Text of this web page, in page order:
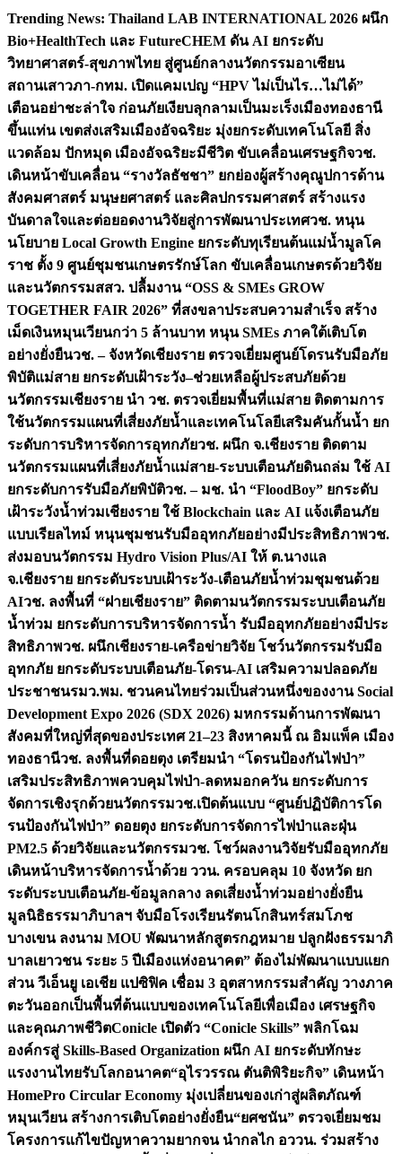
Skip
content
Trending News: Thailand LAB INTERNATIONAL 2026 ผนึก
Bio+HealthTech และ FutureCHEM ดัน AI ยกระดับ
วิทยาศาสตร์-สุขภาพไทย สู่ศูนย์กลางนวัตกรรมอาเซียน
สถานเสาวภา-กทม. เปิดแคมเปญ “HPV ไม่เป็นไร…ไม่ได้”
เตือนอย่าชะล่าใจ ก่อนภัยเงียบลุกลามเป็นมะเร็งเมืองทองธานี
ขึ้นแท่น เขตส่งเสริมเมืองอัจฉริยะ มุ่งยกระดับเทคโนโลยี สิ่ง
แวดล้อม ปักหมุด เมืองอัจฉริยะมีชีวิต ขับเคลื่อนเศรษฐกิจวช.
เดินหน้าขับเคลื่อน “รางวัลธัชชา” ยกย่องผู้สร้างคุณูปการด้าน
สังคมศาสตร์ มนุษยศาสตร์ และศิลปกรรมศาสตร์ สร้างแรง
บันดาลใจและต่อยอดงานวิจัยสู่การพัฒนาประเทศวช. หนุน
นโยบาย Local Growth Engine ยกระดับทุเรียนต้นแม่น้ำมูลโค
ราช ตั้ง 9 ศูนย์ชุมชนเกษตรรักษ์โลก ขับเคลื่อนเกษตรด้วยวิจัย
และนวัตกรรมสสว. ปลื้มงาน “OSS & SMEs GROW
TOGETHER FAIR 2026” ที่สงขลาประสบความสำเร็จ สร้าง
เม็ดเงินหมุนเวียนกว่า 5 ล้านบาท หนุน SMEs ภาคใต้เติบโต
อย่างยั่งยืนวช. – จังหวัดเชียงราย ตรวจเยี่ยมศูนย์โดรนรับมือภัย
พิบัติแม่สาย ยกระดับเฝ้าระวัง–ช่วยเหลือผู้ประสบภัยด้วย
นวัตกรรมเชียงราย นำ วช. ตรวจเยี่ยมพื้นที่แม่สาย ติดตามการ
ใช้นวัตกรรมแผนที่เสี่ยงภัยน้ำและเทคโนโลยีเสริมคันกั้นน้ำ ยก
ระดับการบริหารจัดการอุทกภัยวช. ผนึก จ.เชียงราย ติดตาม
นวัตกรรมแผนที่เสี่ยงภัยน้ำแม่สาย-ระบบเตือนภัยดินถล่ม ใช้ AI
ยกระดับการรับมือภัยพิบัติวช. – มช. นำ “FloodBoy” ยกระดับ
เฝ้าระวังน้ำท่วมเชียงราย ใช้ Blockchain และ AI แจ้งเตือนภัย
แบบเรียลไทม์ หนุนชุมชนรับมืออุทกภัยอย่างมีประสิทธิภาพวช.
ส่งมอบนวัตกรรม Hydro Vision Plus/AI ให้ ต.นางแล
จ.เชียงราย ยกระดับระบบเฝ้าระวัง-เตือนภัยน้ำท่วมชุมชนด้วย
AIวช. ลงพื้นที่ “ฝายเชียงราย” ติดตามนวัตกรรมระบบเตือนภัย
น้ำท่วม ยกระดับการบริหารจัดการน้ำ รับมืออุทกภัยอย่างมีประ
สิทธิภาพวช. ผนึกเชียงราย-เครือข่ายวิจัย โชว์นวัตกรรมรับมือ
อุทกภัย ยกระดับระบบเตือนภัย-โดรน-AI เสริมความปลอดภัย
ประชาชนรมว.พม. ชวนคนไทยร่วมเป็นส่วนหนึ่งของงาน Social
Development Expo 2026 (SDX 2026) มหกรรมด้านการพัฒนา
สังคมที่ใหญ่ที่สุดของประเทศ 21–23 สิงหาคมนี้ ณ อิมแพ็ค เมือง
ทองธานีวช. ลงพื้นที่ดอยตุง เตรียมนำ “โดรนป้องกันไฟป่า”
เสริมประสิทธิภาพควบคุมไฟป่า-ลดหมอกควัน ยกระดับการ
จัดการเชิงรุกด้วยนวัตกรรมวช.เปิดต้นแบบ “ศูนย์ปฏิบัติการโด
รนป้องกันไฟป่า” ดอยตุง ยกระดับการจัดการไฟป่าและฝุ่น
PM2.5 ด้วยวิจัยและนวัตกรรมวช. โชว์ผลงานวิจัยรับมืออุทกภัย
เดินหน้าบริหารจัดการน้ำด้วย ววน. ครอบคลุม 10 จังหวัด ยก
ระดับระบบเตือนภัย-ข้อมูลกลาง ลดเสี่ยงน้ำท่วมอย่างยั่งยืน
มูลนิธิธรรมาภิบาลฯ จับมือโรงเรียนรัตนโกสินทร์สมโภช
บางเขน ลงนาม MOU พัฒนาหลักสูตรกฎหมาย ปลูกฝังธรรมาภิ
บาลเยาวชน ระยะ 5 ปีเมืองแห่งอนาคต” ต้องไม่พัฒนาแบบแยก
ส่วน วีเอ็นยู เอเชีย แปซิฟิค เชื่อม 3 อุตสาหกรรมสำคัญ วางภาค
ตะวันออกเป็นพื้นที่ต้นแบบของเทคโนโลยีเพื่อเมือง เศรษฐกิจ
และคุณภาพชีวิตConicle เปิดตัว “Conicle Skills” พลิกโฉม
องค์กรสู่ Skills-Based Organization ผนึก AI ยกระดับทักษะ
แรงงานไทยรับโลกอนาคต“อุไรวรรณ ตันติพิริยะกิจ” เดินหน้า
HomePro Circular Economy มุ่งเปลี่ยนของเก่าสู่ผลิตภัณฑ์
หมุนเวียน สร้างการเติบโตอย่างยั่งยืน“ยศชนัน” ตรวจเยี่ยมชม
โครงการแก้ไขปัญหาความยากจน นำกลไก อววน. ร่วมสร้าง